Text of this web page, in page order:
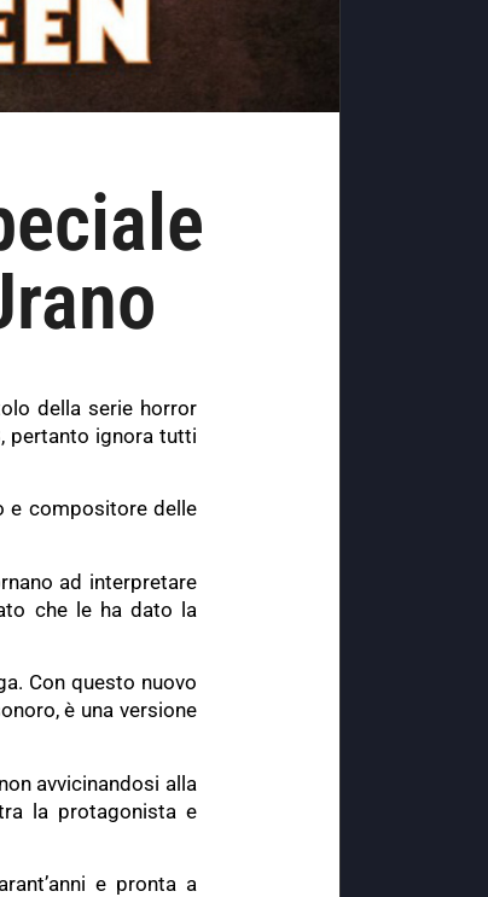
della serie horror
pertanto ignora tutti
e compositore delle
ad interpretare
che le ha dato la
Con questo nuovo
è una versione
avvicinandosi alla
la protagonista e
e pronta a